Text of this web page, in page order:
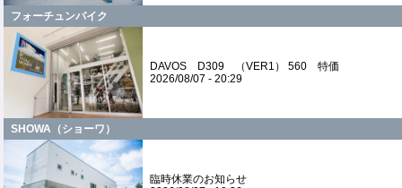
フォーチュンバイク
DAVOS D309 （VER1） 560 特価
2026/08/07 - 20:29
SHOWA（ショーワ）
臨時休業のお知らせ